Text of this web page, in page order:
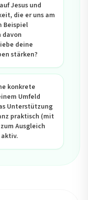
Jesus und
die er uns am
Beispiel
davon
deine
stärken?
konkrete
Umfeld
Unterstützung
praktisch (mit
Ausgleich